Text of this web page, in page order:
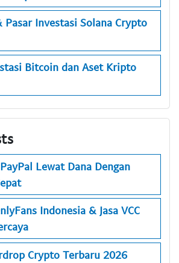
Pasar Investasi Solana Crypto
Bitcoin dan Aset Kripto
Lewat Dana Dengan
Indonesia & Jasa VCC
Crypto Terbaru 2026